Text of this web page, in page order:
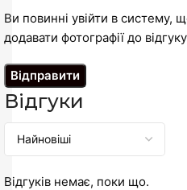
Відгуки
Відгуків немає, поки що.
Ви повинні увійти в систему,
додавати фотографії до